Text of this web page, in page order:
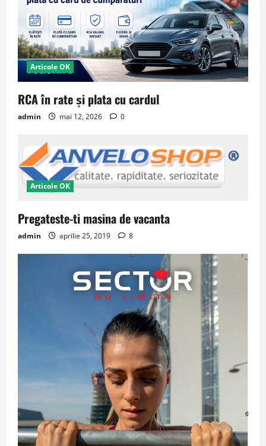
Articole OK
RCA în rate și plata cu cardul
admin mai 12, 2026 0
Articole OK
Pregateste-ti masina de vacanta
admin aprilie 25, 2019 8